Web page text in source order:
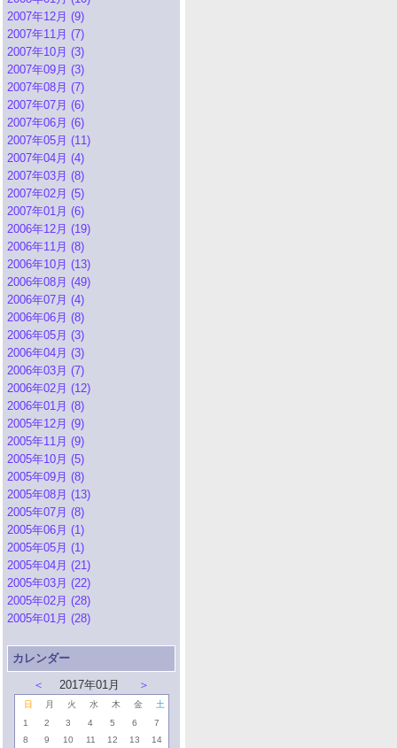
2007年12月 (9)
2007年11月 (7)
2007年10月 (3)
2007年09月 (3)
2007年08月 (7)
2007年07月 (6)
2007年06月 (6)
2007年05月 (11)
2007年04月 (4)
2007年03月 (8)
2007年02月 (5)
2007年01月 (6)
2006年12月 (19)
2006年11月 (8)
2006年10月 (13)
2006年08月 (49)
2006年07月 (4)
2006年06月 (8)
2006年05月 (3)
2006年04月 (3)
2006年03月 (7)
2006年02月 (12)
2006年01月 (8)
2005年12月 (9)
2005年11月 (9)
2005年10月 (5)
2005年09月 (8)
2005年08月 (13)
2005年07月 (8)
2005年06月 (1)
2005年05月 (1)
2005年04月 (21)
2005年03月 (22)
2005年02月 (28)
2005年01月 (28)
カレンダー
＜
2017年01月 ＞
日 月 火 水 木 金
土
1
2 3 4 5 6
7
8
9 10 11 12 13
14